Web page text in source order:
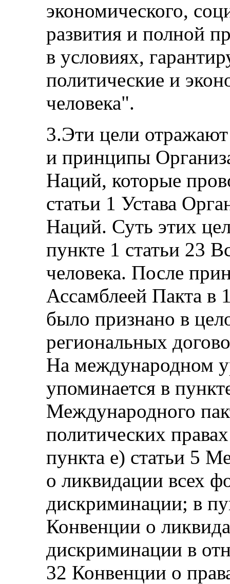
экономического,
развития и полной
в условиях,
политические и
человека".
3.Эти цели
и принципы
Наций, которые
статьи 1 Устава
Наций. Суть этих
пункте 1 статьи 23
человека. После
Ассамблеей Пакта в
было признано в
региональных
На международном
упоминается в
Международного
политических
пункта е) статьи 5
о ликвидации всех
дискриминации; в
Конвенции о
дискриминации в
32 Конвенции о